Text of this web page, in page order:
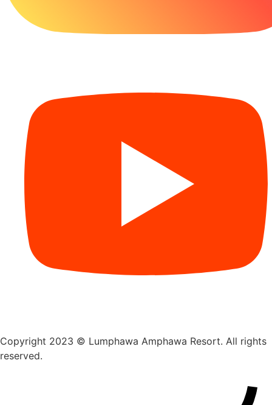
Copyright 2023 © Lumphawa Amphawa Resort. All rights
reserved.